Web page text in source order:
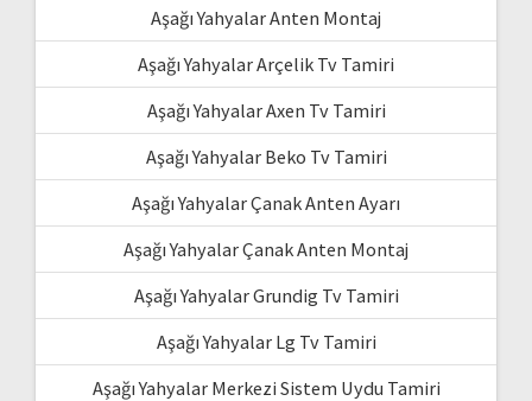
Aşağı Yahyalar Anten Montaj
Aşağı Yahyalar Arçelik Tv Tamiri
Aşağı Yahyalar Axen Tv Tamiri
Aşağı Yahyalar Beko Tv Tamiri
Aşağı Yahyalar Çanak Anten Ayarı
Aşağı Yahyalar Çanak Anten Montaj
Aşağı Yahyalar Grundig Tv Tamiri
Aşağı Yahyalar Lg Tv Tamiri
Aşağı Yahyalar Merkezi Sistem Uydu Tamiri